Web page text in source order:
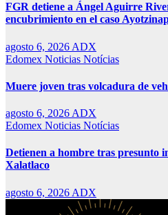
FGR detiene a Ángel Aguirre
encubrimiento en el caso
agosto 6, 2026 ADX
Edomex Noticias Notícias
Muere joven tras volcadura de
agosto 6, 2026 ADX
Edomex Noticias Notícias
Detienen a hombre tras presunto
Xalatlaco
agosto 6, 2026 ADX